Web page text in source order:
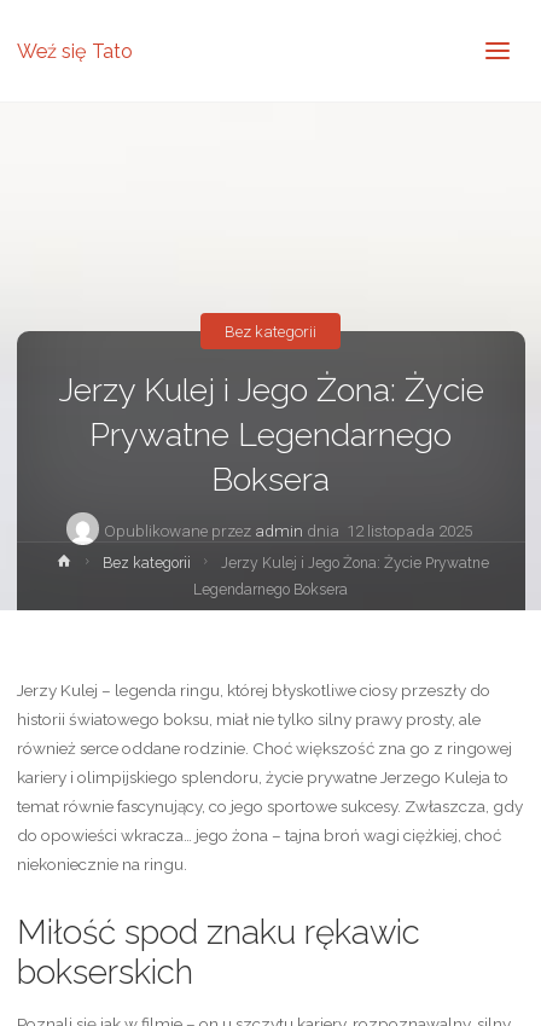
Weź się Tato
Jerzy Kulej i Jego Żona: Życie
Prywatne Legendarnego
Boksera
Opublikowane przez admin dnia 12 listopada 2025
Bez kategorii
StronaBez kategorii
Jerzy Kulej i Jego Żona: Życie Prywatne
Legendarnego Boksera
Jerzy Kulej – legenda ringu, której błyskotliwe ciosy przeszły do
historii światowego boksu, miał nie tylko silny prawy prosty, ale
również serce oddane rodzinie. Choć większość zna go z ringowej
kariery i olimpijskiego splendoru, życie prywatne Jerzego Kuleja to
temat równie fascynujący, co jego sportowe sukcesy. Zwłaszcza, gdy
do opowieści wkracza… jego żona – tajna broń wagi ciężkiej, choć
niekoniecznie na ringu.
Miłość spod znaku rękawic
bokserskich